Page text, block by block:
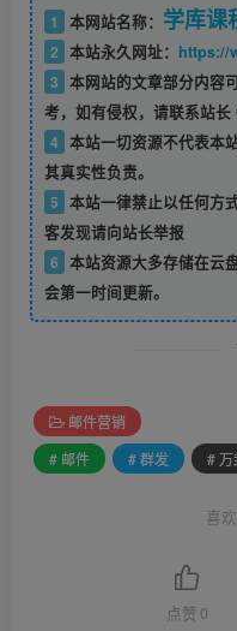
1 本网站名称： 学库课
2 本站永久网址： https://
3 本网站的文章部分内容
考，如有侵权，请联系站长
4 本站一切资源不代表本
其真实性负责。
5 本站一律禁止以任何方
客发现请向站长举报
6 本站资源大多存储在云
会第一时间更新。
邮件营销
# 邮件
# 群发 # 万
喜
点赞 0